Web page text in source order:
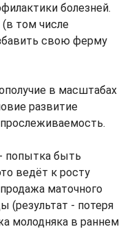
болезней.
том числе
свою ферму
в масштабах
развитие
попытка быть
ведёт к росту
маточного
(результат - потеря
молодняка в раннем